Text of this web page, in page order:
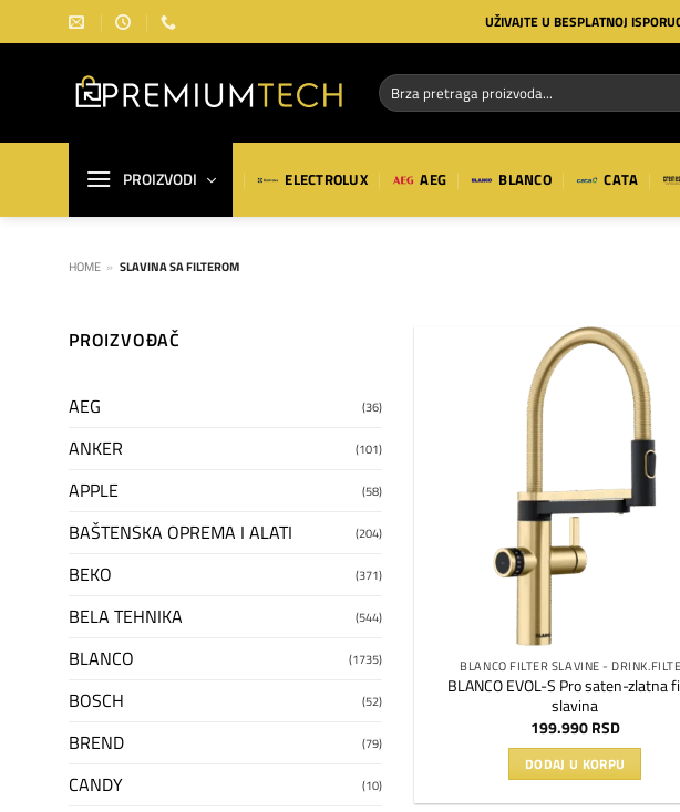
na
UŽIVAJTE U BESPLATNOJ
Pretraga
za:
PROIZVODI ELECTROLUX AEG BLANCO CATA
HOME » SLAVINA SA FILTEROM
PROIZVOĐAČ
AEG (36)
ANKER (101)
APPLE (58)
BAŠTENSKA OPREMA I ALATI (204)
BEKO (371)
BELA TEHNIKA (544)
BLANCO (1735)
BOSCH (52)
BREND (79)
CANDY (10)
BLANCO FILTER SLAVINE -
BLANCO EVOL-S Pro saten-zlatna
slavina
199.990RSD
DODAJ U KORPU